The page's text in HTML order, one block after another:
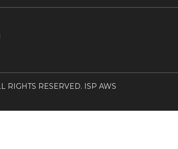
RESERVED. ISP AWS